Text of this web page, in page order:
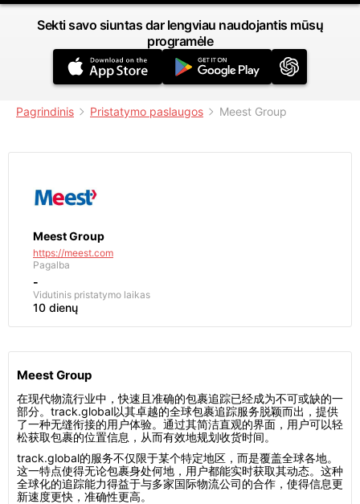
Sekti savo siuntas dar lengviau naudojantis mūsų
programėle
Pagrindinis Pristatymo paslaugos Meest Group
Meest Group
https://meest.com
Pagalba
-
Vidutinis pristatymo laikas
10 dienų
Meest Group
在现代物流行业中，快速且准确的包裹追踪已经成为不可或缺的一
部分。track.global以其卓越的全球包裹追踪服务脱颖而出，提供
了一种无缝衔接的用户体验。通过其简洁直观的界面，用户可以轻
松获取包裹的位置信息，从而有效地规划收货时间。
track.global的服务不仅限于某个特定地区，而是覆盖全球各地。
这一特点使得无论包裹身处何地，用户都能实时获取其动态。这种
全球化的追踪能力得益于与多家国际物流公司的合作，使得信息更
新速度更快，准确性更高。